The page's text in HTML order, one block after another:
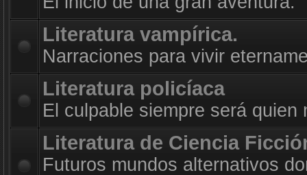
Literatura vampírica.
Narraciones para vivir
Literatura policíaca
El culpable siempre será quien
Literatura de Ciencia
Futuros mundos alternativos